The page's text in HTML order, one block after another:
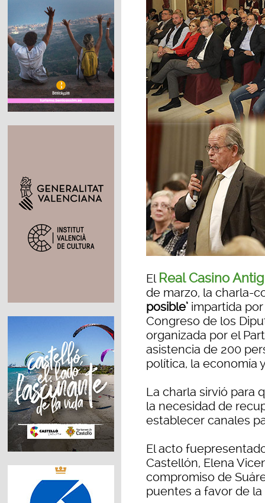
El Real Casino
de marzo, la charla-
posible’ impartida
Congreso de los
organizada por el
asistencia de 200
política, la economía
La charla sirvió para
la necesidad de
establecer canales
El acto
Castellón, Elena
compromiso de
puentes a favor de